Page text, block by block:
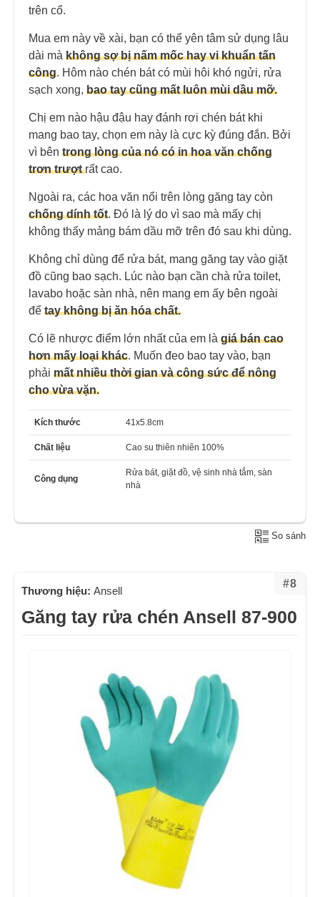
trên cổ.
Mua em này về xài, bạn có thể yên tâm sử dụng lâu
dài mà không sợ bị nấm mốc hay vi khuẩn tấn
công. Hôm nào chén bát có mùi hôi khó ngửi, rửa
sạch xong, bao tay cũng mất luôn mùi dầu mỡ.
Chị em nào hậu đậu hay đánh rơi chén bát khi
mang bao tay, chọn em này là cực kỳ đúng đắn. Bởi
vì bên trong lòng của nó có in hoa văn chống
trơn trượt rất cao.
Ngoài ra, các hoa văn nổi trên lòng găng tay còn
chống dính tốt. Đó là lý do vì sao mà mấy chị
không thấy mảng bám dầu mỡ trên đó sau khi dùng.
Không chỉ dùng để rửa bát, mang găng tay vào giặt
đồ cũng bao sạch. Lúc nào bạn cần chà rửa toilet,
lavabo hoặc sàn nhà, nên mang em ấy bên ngoài
để tay không bị ăn hóa chất.
Có lẽ nhược điểm lớn nhất của em là giá bán cao
hơn mấy loại khác. Muốn đeo bao tay vào, bạn
phải mất nhiều thời gian và công sức để nông
cho vừa vặn.
Kích thước 41x5.8cm
Chất liệu Cao su thiên nhiên 100%
Công dụng
Rửa bát, giặt đồ, vệ sinh nhà tắm, sàn
nhà
So sánh
#8
Thương hiệu: Ansell
Găng tay rửa chén Ansell 87-900